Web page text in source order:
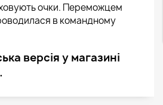
очки. Переможцем
в командному
версія у магазині